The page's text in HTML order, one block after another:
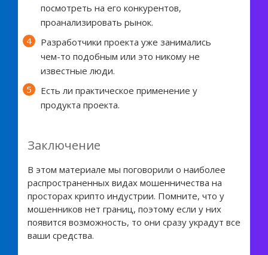
посмотреть на его конкурентов,
проанализировать рынок.
Разработчики проекта уже занимались
чем-то подобным или это никому не
известные люди.
Есть ли практическое применение у
продукта проекта.
Заключение
В этом материале мы поговорили о наиболее
распространенных видах мошенничества на
просторах крипто индустрии. Помните, что у
мошенников нет границ, поэтому если у них
появится возможность, то они сразу украдут все
ваши средства.